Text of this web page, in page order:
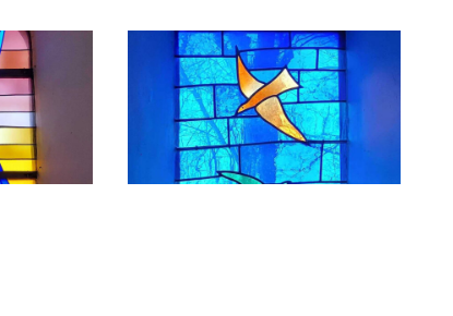
Afficher en grand